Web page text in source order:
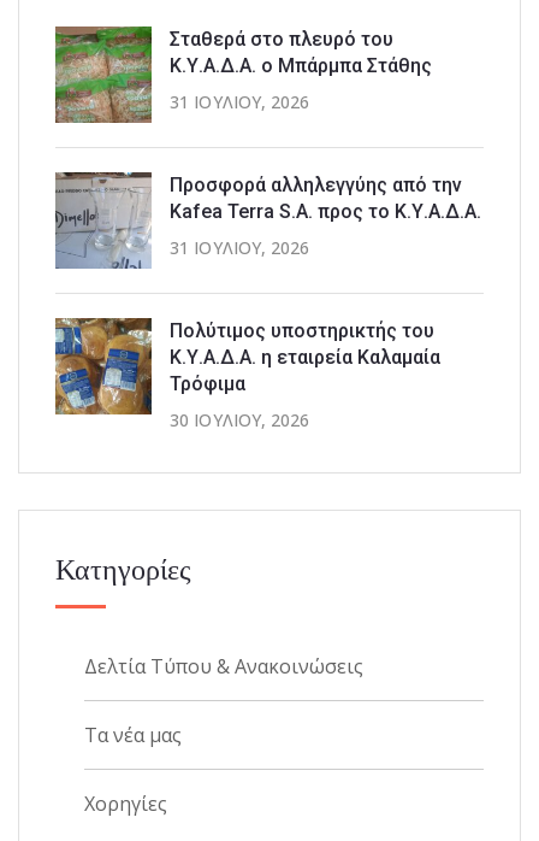
Σταθερά στο πλευρό του
Κ.Υ.Α.Δ.Α. ο Μπάρμπα Στάθης
31 ΙΟΥΛΊΟΥ, 2026
Προσφορά αλληλεγγύης από την
Kafea Terra S.A. προς το Κ.Υ.Α.Δ.Α.
31 ΙΟΥΛΊΟΥ, 2026
Πολύτιμος υποστηρικτής του
Κ.Υ.Α.Δ.Α. η εταιρεία Καλαμαία
Τρόφιμα
30 ΙΟΥΛΊΟΥ, 2026
Κατηγορίες
Δελτία Τύπου & Ανακοινώσεις
Τα νέα μας
Χορηγίες